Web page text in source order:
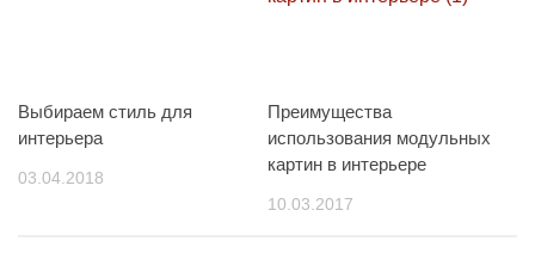
Выбираем стиль для
интерьера
03.04.2018
Преимущества
использования модульных
картин в интерьере
10.03.2017